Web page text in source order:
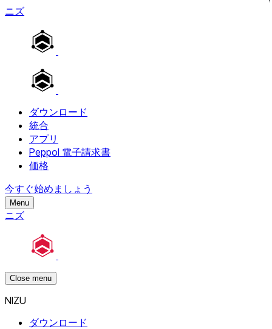
ニズ
ダウンロード
統合
アプリ
Peppol 電子請求書
価格
今すぐ始めましょう
Menu
ニズ
Close menu
NIZU
ダウンロード